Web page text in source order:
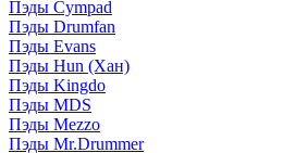
Пэды Cympad
Пэды Drumfan
Пэды Evans
Пэды Hun (Хан)
Пэды Kingdo
Пэды MDS
Пэды Mezzo
Пэды Mr.Drummer